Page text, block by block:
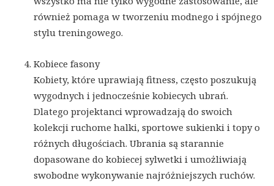
również pomaga w tworzeniu modnego i spójnego
stylu treningowego.
Kobiece fasony
Kobiety, które uprawiają fitness, często poszukują
wygodnych i jednocześnie kobiecych ubrań.
Dlatego projektanci wprowadzają do swoich
kolekcji ruchome halki, sportowe sukienki i topy o
różnych długościach. Ubrania są starannie
dopasowane do kobiecej sylwetki i umożliwiają
swobodne wykonywanie najróżniejszych ruchów.